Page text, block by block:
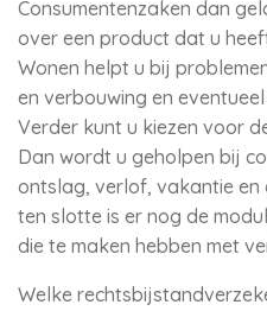
Consumentenzaken dan
over een product dat u
Wonen helpt u bij
en verbouwing en
Verder kunt u kiezen voor
Dan wordt u geholpen bij
ontslag, verlof, vakantie en
ten slotte is er nog de
die te maken hebben met
Welke